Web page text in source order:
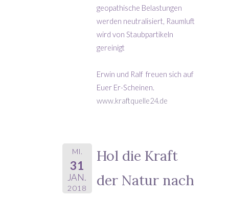
geopathische Belastungen
werden neutralisiert, Raumluft
wird von Staubpartikeln
gereinigt
Erwin und Ralf freuen sich auf
Euer Er-Scheinen.
www.kraftquelle24.de
MI.
31
JAN.
2018
Hol die Kraft
der Natur nach